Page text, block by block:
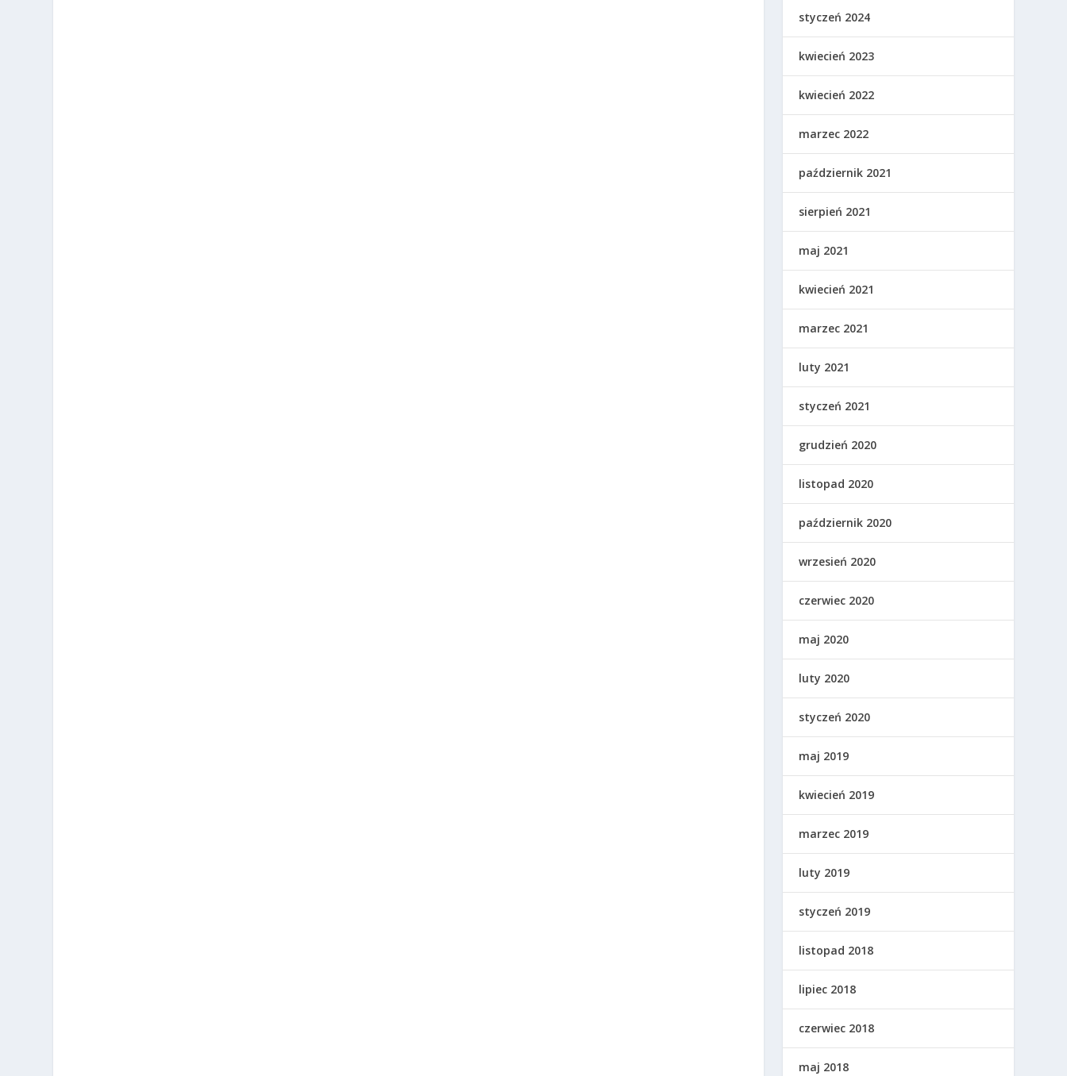
styczeń 2024
kwiecień 2023
kwiecień 2022
marzec 2022
październik 2021
sierpień 2021
maj 2021
kwiecień 2021
marzec 2021
luty 2021
styczeń 2021
grudzień 2020
listopad 2020
październik 2020
wrzesień 2020
czerwiec 2020
maj 2020
luty 2020
styczeń 2020
maj 2019
kwiecień 2019
marzec 2019
luty 2019
styczeń 2019
listopad 2018
lipiec 2018
czerwiec 2018
maj 2018